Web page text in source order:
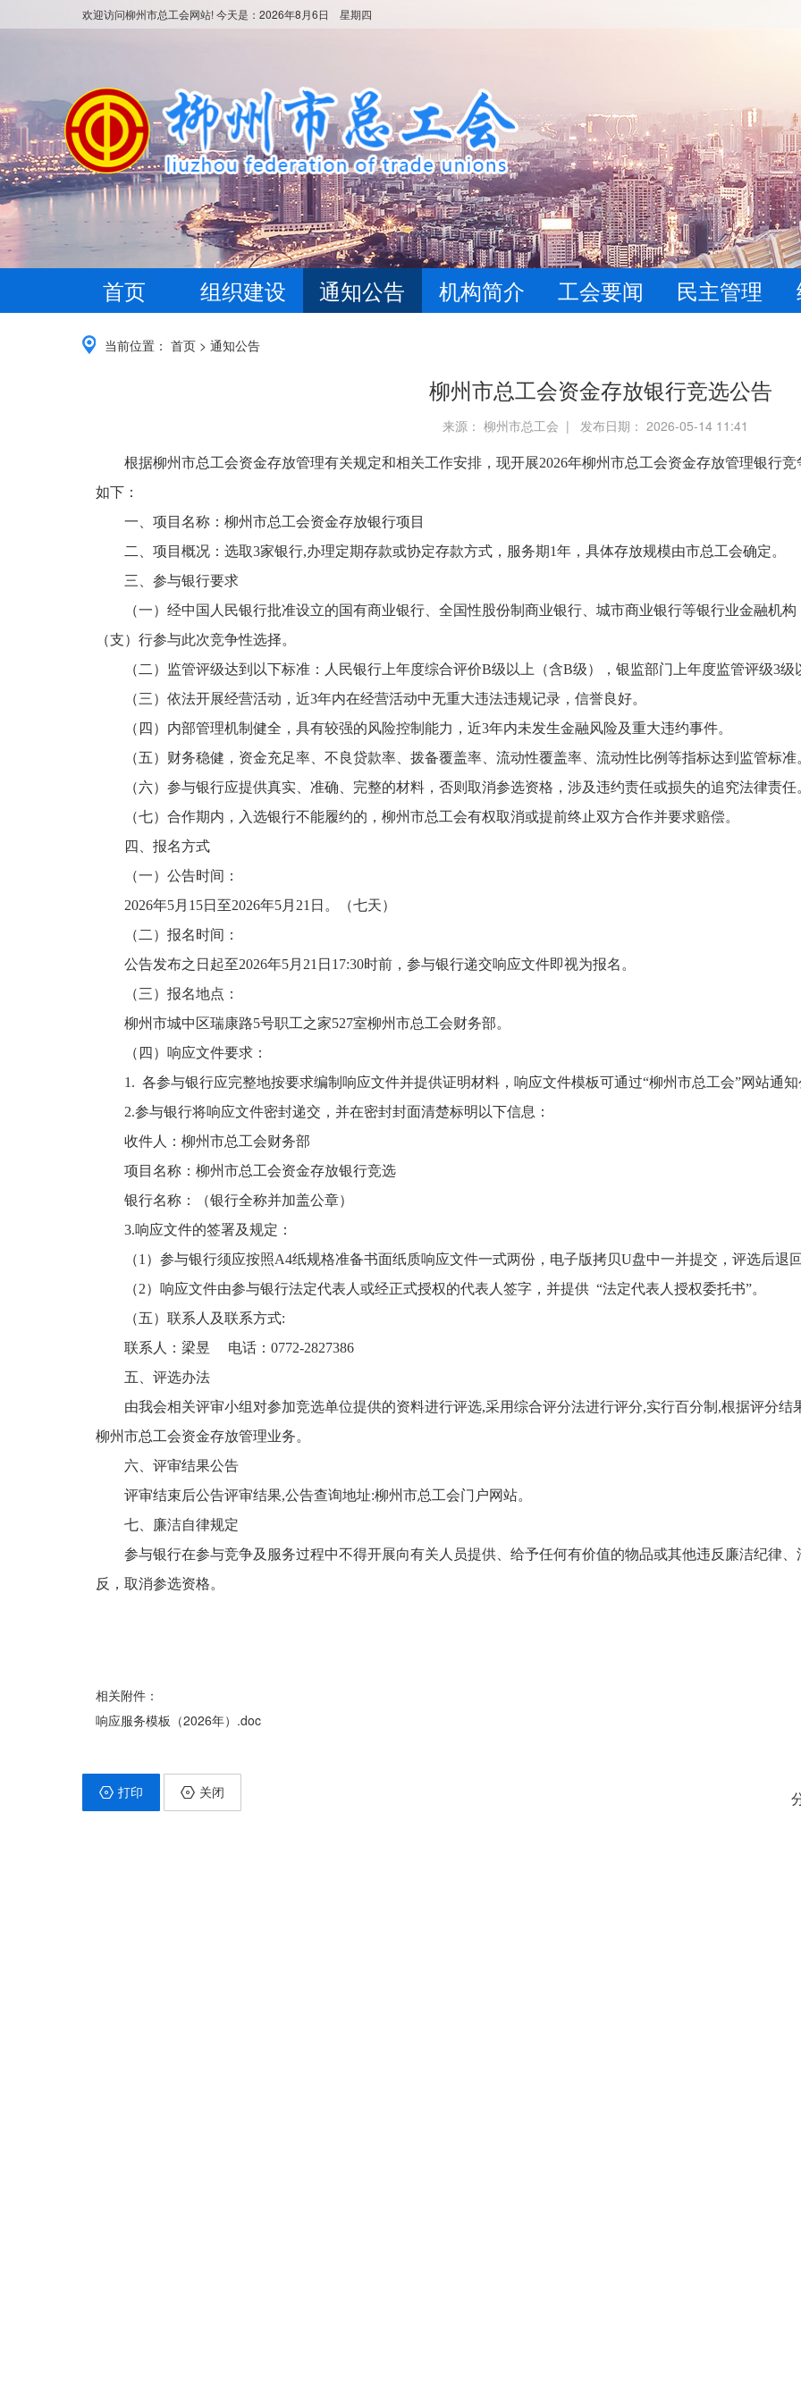
欢迎访问柳州市总工会网站! 今天是： 2026年8月6日 星期四
首页 组织建设 通知公告 机构简介 工会要闻 民主管理
当前位置： 首页 > 通知公告
柳州市总工会资金存放银行竞选公告
来源： 柳州市总工会 | 发布日期： 2026-05-14 11:41
根据柳州市总工会资金存放管理有关规定和相关工作安排，现开展2026年柳州市总工会资金存放管理银行
如下：
一、项目名称：柳州市总工会资金存放银行项目
二、项目概况：选取3家银行,办理定期存款或协定存款方式，服务期1年，具体存放规模由市总工会确定。
三、参与银行要求
（一）经中国人民银行批准设立的国有商业银行、全国性股份制商业银行、城市商业银行等银行业金融机
（支）行参与此次竞争性选择。
（二）监管评级达到以下标准：人民银行上年度综合评价B级以上（含B级），银监部门上年度监管评级3级
（三）依法开展经营活动，近3年内在经营活动中无重大违法违规记录，信誉良好。
（四）内部管理机制健全，具有较强的风险控制能力，近3年内未发生金融风险及重大违约事件。
（五）财务稳健，资金充足率、不良贷款率、拨备覆盖率、流动性覆盖率、流动性比例等指标达到监管标准
（六）参与银行应提供真实、准确、完整的材料，否则取消参选资格，涉及违约责任或损失的追究法律责任
（七）合作期内，入选银行不能履约的，柳州市总工会有权取消或提前终止双方合作并要求赔偿。
四、报名方式
（一）公告时间：
2026年5月15日至2026年5月21日。（七天）
（二）报名时间：
公告发布之日起至2026年5月21日17:30时前，参与银行递交响应文件即视为报名。
（三）报名地点：
柳州市城中区瑞康路5号职工之家527室柳州市总工会财务部。
（四）响应文件要求：
1. 各参与银行应完整地按要求编制响应文件并提供证明材料，响应文件模板可通过“柳州市总工会”网站通
2.参与银行将响应文件密封递交，并在密封封面清楚标明以下信息：
收件人：柳州市总工会财务部
项目名称：柳州市总工会资金存放银行竞选
银行名称：（银行全称并加盖公章）
3.响应文件的签署及规定：
（1）参与银行须应按照A4纸规格准备书面纸质响应文件一式两份，电子版拷贝U盘中一并提交，评选后退
（2）响应文件由参与银行法定代表人或经正式授权的代表人签字，并提供 “法定代表人授权委托书”。
（五）联系人及联系方式:
联系人：梁昱 电话：0772-2827386
五、评选办法
由我会相关评审小组对参加竞选单位提供的资料进行评选,采用综合评分法进行评分,实行百分制,根据评分
柳州市总工会资金存放管理业务。
六、评审结果公告
评审结束后公告评审结果,公告查询地址:柳州市总工会门户网站。
七、廉洁自律规定
参与银行在参与竞争及服务过程中不得开展向有关人员提供、给予任何有价值的物品或其他违反廉洁纪律
反，取消参选资格。
相关附件：
响应服务模板（2026年）.doc
打印 关闭